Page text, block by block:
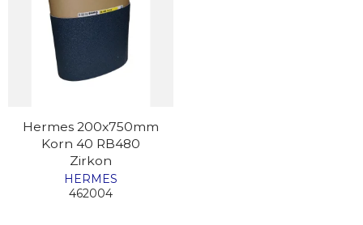
Hermes 200x750mm
Korn 40 RB480
Zirkon
HERMES
462004